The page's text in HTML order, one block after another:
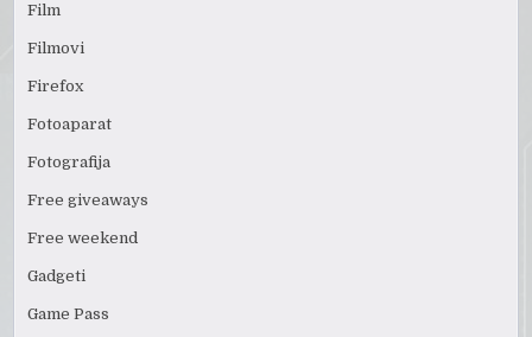
Film
Filmovi
Firefox
Fotoaparat
Fotografija
Free giveaways
Free weekend
Gadgeti
Game Pass